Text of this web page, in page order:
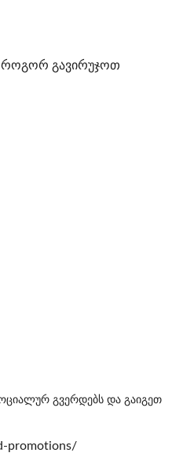
როგორ გავირუჯოთ
გვერდებს და გაიგეთ
promotions/